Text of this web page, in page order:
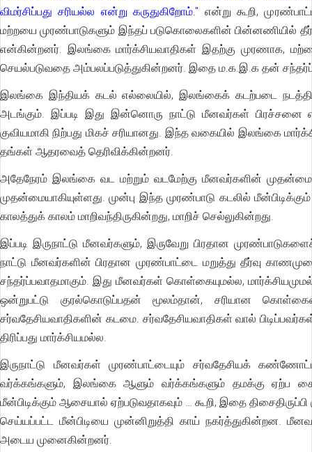
விமர்சிப்பது சரியல்ல என்று கருதுகிறோம்." என்று கூறி,
மற்றயை முரண்பாடுகளும் இந்தப் படுகொலைகளின் பின்னணியில்
என்கின்றனர். இலங்கை மார்க்சியவாதிகள் இதற்கு முரணாக,
செயல்படுவதை அம்பலப்படுத்துகின்றனர். இதை ம.க.இ.க தன்
இலங்கை இந்தியக் கடல் எல்லையில், இலங்கைக் கடற்படை
அடங்கும். இப்படி இது இன்னொரு நாட்டு மீனவர்கள் பிரச்சனை
குவியமாகி நிற்பது மிகச் சரியானது. இந்த வகையில் இலங்கை
தங்கள் ஆதரவைத் தெரிவிக்கின்றனர்.
அதேநேரம் இலங்கை வட மற்றும் வடமேற்கு மீனவர்களின்
முதன்மையாகியுள்ளது. முன்பு இந்த முரண்பாடு கடலில்
காலத்துக் காலம் மாறிவந்திருகின்றது, மாறிச் செல்லுகின்றது.
இப்படி இருநாட்டு மீனவர்களும், இருவேறு பிரதான
நாட்டு மீனவர்களின் பிரதான முரண்பாட்டை மறுத்து தீர்வு
சந்தர்ப்பவாதமாகும். இது மீனவர்கள் கொள்கையுமல்ல,
ஒன்றுபட்டு குரல்கொடுப்பதன் மூலம்தான், சரியான
சர்வதேசியவாதிகளின் கடமை. சர்வதேசியவாதிகள் வால்
திரிப்பது மார்க்சியமல்ல.
இருநாட்டு மீனவர்கள் முரண்பாட்டையும் சர்வதேசியக்
வர்க்கங்களும், இலங்கை ஆளும் வர்க்கங்களும் தமக்கு ஏற்ப
மீன்பிடிக்கும் ஆசையால் ஏற்படுவதாகவும் … கூறி, இதை
செய்யப்பட்ட மீன்பிடியை முன்னிறுத்தி காய்
அடைய முனைகின்றனர்.